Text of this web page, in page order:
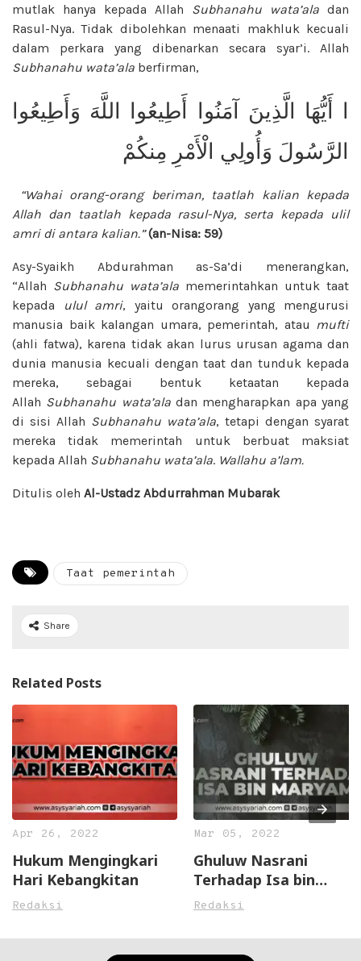
mutlak hanya kepada Allah Subhanahu wata’ala dan
Rasul-Nya. Tidak dibolehkan menaati makhluk kecuali
dalam perkara yang dibenarkan secara syar’i. Allah
Subhanahu wata’ala berfirman,
ا أَيُّهَا الَّذِينَ آمَنُوا أَطِيعُوا اللَّهَ وَأَطِيعُوا
الرَّسُولَ وَأُولِي الْأَمْرِ مِنكُمْ
“Wahai orang-orang beriman, taatlah kalian kepada
Allah dan taatlah kepada rasul-Nya, serta kepada ulil
amri di antara kalian.”(an-Nisa: 59)
Asy-Syaikh Abdurahman as-Sa’di menerangkan,
“Allah Subhanahu wata’ala memerintahkan untuk taat
kepada
ulul amri, yaitu orangorang yang mengurusi
manusia baik kalangan umara, pemerintah, atau mufti
(ahli fatwa), karena tidak akan lurus urusan agama dan
dunia manusia kecuali dengan taat dan tunduk kepada
mereka, sebagai bentuk ketaatan kepada
Allah Subhanahu wata’aladan mengharapkan apa yang
di sisi Allah Subhanahu wata’ala, tetapi dengan syarat
mereka tidak memerintah untuk berbuat maksiat
kepada Allah Subhanahu wata’ala. Wallahu a’lam.
Ditulis oleh Al-Ustadz Abdurrahman Mubarak
Taat pemerintah
Share
Related Posts
Apr 26, 2022
Hukum Mengingkari
Hari Kebangkitan
Redaksi
Mar 05, 2022
Ghuluw Nasrani
Terhadap Isa bin
Maryam
Redaksi